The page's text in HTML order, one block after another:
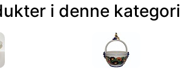
i denne kategori